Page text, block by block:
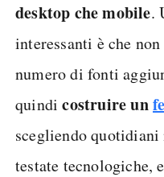
desktop che mobile.
interessanti è che
numero di fonti
quindicostruire un
scegliendo
testate tecnologiche,